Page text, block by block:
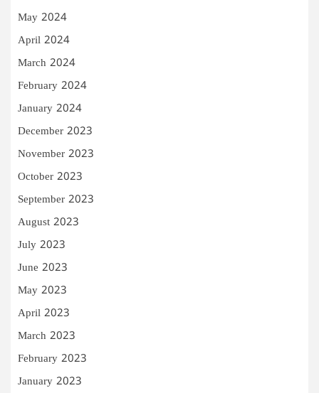
May 2024
April 2024
March 2024
February 2024
January 2024
December 2023
November 2023
October 2023
September 2023
August 2023
July 2023
June 2023
May 2023
April 2023
March 2023
February 2023
January 2023